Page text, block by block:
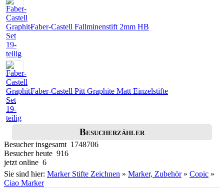
Faber-Castell Fallminenstift 2mm HB
Faber-Castell Pitt Graphite Matt Einzelstifte
Besucherzähler
Besucher insgesamt 1748706
Besucher heute 916
jetzt online 6
Sie sind hier: Marker Stifte Zeichnen » Marker, Zubehör» Copic »
Ciao Marker